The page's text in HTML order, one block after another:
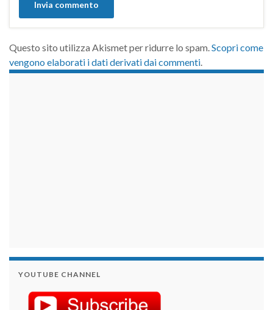
Questo sito utilizza Akismet per ridurre lo spam.Scopri come
vengono elaborati i dati derivati dai commenti.
YOUTUBE CHANNEL